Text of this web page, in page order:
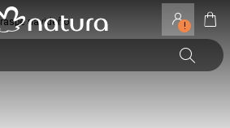
!
raspe navideño